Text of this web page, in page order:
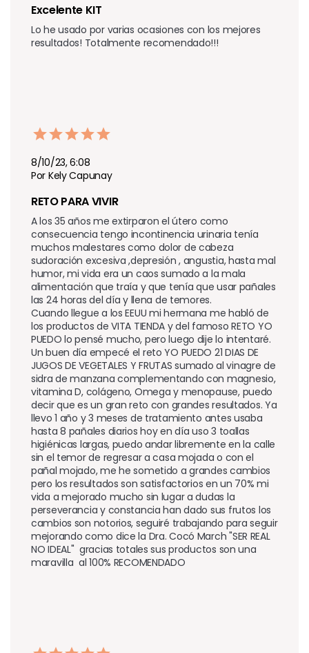
Excelente KIT
Lo he usado por varias ocasiones con los mejores
resultados! Totalmente recomendado!!!
8/10/23, 6:08
Por Kely Capunay
RETO PARA VIVIR
A los 35 años me extirparon el útero como
consecuencia tengo incontinencia urinaria tenía
muchos malestares como dolor de cabeza
sudoración excesiva ,depresión , angustia, hasta mal
humor, mi vida era un caos sumado a la mala
alimentación que traía y que tenía que usar pañales
las 24 horas del día y llena de temores.
Cuando llegue a los EEUU mi hermana me habló de
los productos de VITA TIENDA y del famoso RETO YO
PUEDO lo pensé mucho, pero luego dije lo intentaré.
Un buen día empecé el reto YO PUEDO 21 DIAS DE
JUGOS DE VEGETALES Y FRUTAS sumado al vinagre de
sidra de manzana complementando con magnesio,
vitamina D, colágeno, Omega y menopause, puedo
decir que es un gran reto con grandes resultados. Ya
llevo 1 año y 3 meses de tratamiento antes usaba
hasta 8 pañales diarios hoy en día uso 3 toallas
higiénicas largas, puedo andar libremente en la calle
sin el temor de regresar a casa mojada o con el
pañal mojado, me he sometido a grandes cambios
pero los resultados son satisfactorios en un 70% mi
vida a mejorado mucho sin lugar a dudas la
perseverancia y constancia han dado sus frutos los
cambios son notorios, seguiré trabajando para seguir
mejorando como dice la Dra. Cocó March "SER REAL
NO IDEAL"  gracias totales sus productos son una
maravilla  al 100% RECOMENDADO